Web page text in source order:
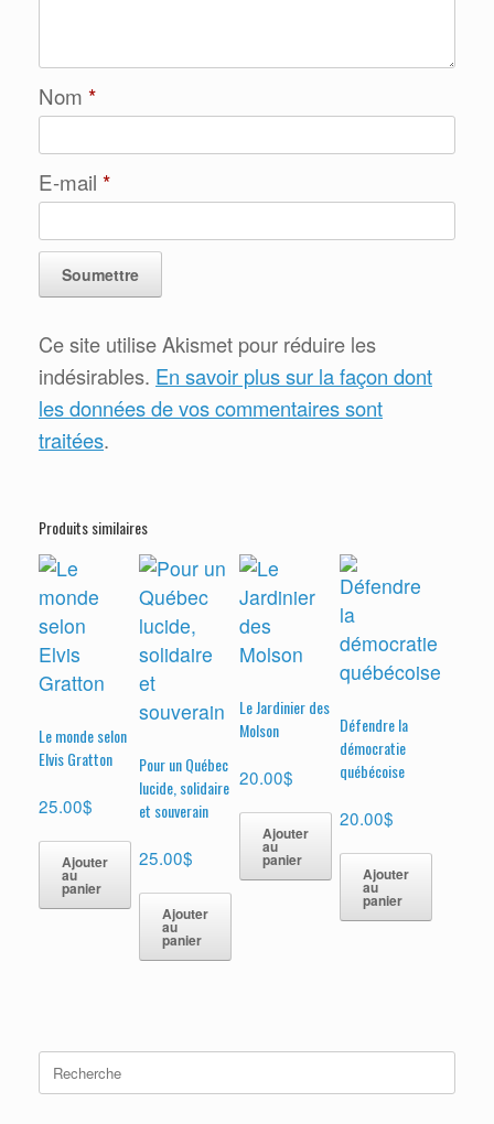
Nom *
E-mail *
Ce site utilise Akismet pour réduire les
indésirables. En savoir plus sur la façon dont
les données de vos commentaires sont
traitées.
Produits similaires
Le monde selon
Elvis Gratton
25.00$
Ajouter
au
panier
Pour un Québec
lucide, solidaire
et souverain
25.00$
Ajouter
au
panier
Le Jardinier des
Molson
20.00$
Ajouter
au
panier
Défendre la
démocratie
québécoise
20.00$
Ajouter
au
panier
Search
for: